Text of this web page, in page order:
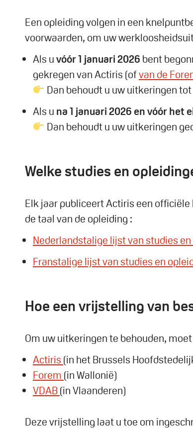
Een opleiding volgen in een
voorwaarden, om uw
Als uvóór 1 januari 2026 bent
gekregen van Actiris (ofvan de
Dan behoudt u uw uitkeringen
Als u na 1 januari 2026 en vóór het
Dan behoudt u uw uitkeringen
Welke studies en
Elk jaar publiceert Actiris een
de taal van de opleiding :
Nederlandstalige lijst van studies
Franstalige lijst van studies en
Hoe een vrijstelling van
Om uw uitkeringen te behouden,
Actiris (in het Brussels
Forem (in Wallonië)
VDAB(in Vlaanderen)
Deze vrijstelling laat u toe om